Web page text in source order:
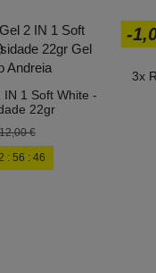
1 Soft White -
22gr
12,00 €
: 56 : 45
-
3x